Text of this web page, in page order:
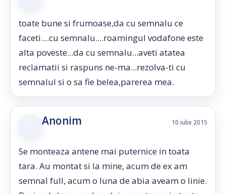
toate bune si frumoase,da cu semnalu ce
faceti....cu semnalu....roamingul vodafone este
alta poveste...da cu semnalu...aveti atatea
reclamatii si raspuns ne-ma...rezolva-ti cu
semnalul si o sa fie belea,parerea mea.
Anonim 10 iulie 2015
Se monteaza antene mai puternice in toata
tara. Au montat si la mine, acum de ex am
semnal full, acum o luna de abia aveam o linie.